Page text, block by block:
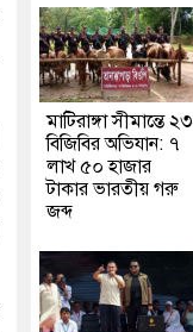
মাটিরাঙ্গা সীমান্তে ২৩
বিজিবির অভিযান: ৭
লাখ ৫০ হাজার
টাকার ভারতীয় গরু
জব্দ